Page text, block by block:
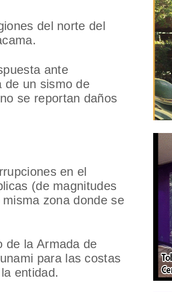
del norte del
ante
de un sismo de
se reportan daños
en el
(de magnitudes
zona donde se
de la Armada de
para las costas
entidad.